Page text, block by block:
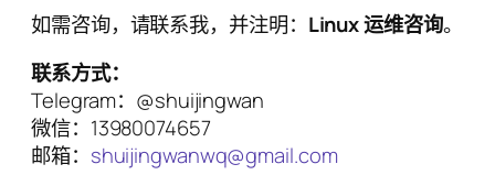
如需咨询，请联系我，并注明： Linux 运维咨询。
联系方式：
Telegram：@shuijingwan
微信：13980074657
邮箱： shuijingwanwq@gmail.com